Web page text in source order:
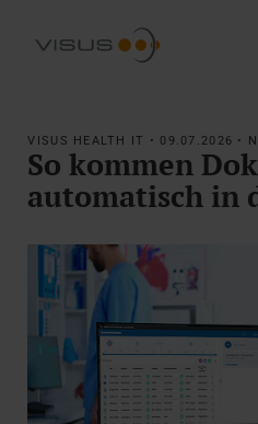
VISUS HEALTH IT • 09.07.2026 •
So kommen
automatisch in